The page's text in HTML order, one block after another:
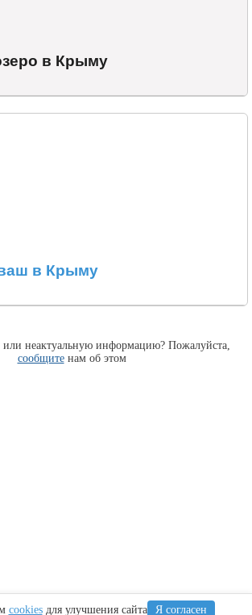
в Крыму
в Крыму
неактуальную информацию? Пожалуйста,
сообщитенам об этом
cookiesдля улучшения сайта Я согласен